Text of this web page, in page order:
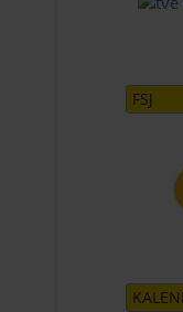
FSJ